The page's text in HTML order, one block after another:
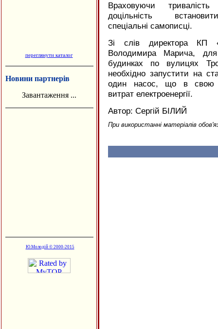
переглянути каталог
Новини партнерів
Завантаження ...
Ю.Молодій © 2000-2015
Враховуючи
доцільність
спеціальні самописці.
Зі слів директора КП
Володимира Марича,
будинках по вулицях
необхідно запустити на
один насос, що в свою
витрат електроенергії.
Автор: Сергій БІЛИЙ
При використанні матеріалів